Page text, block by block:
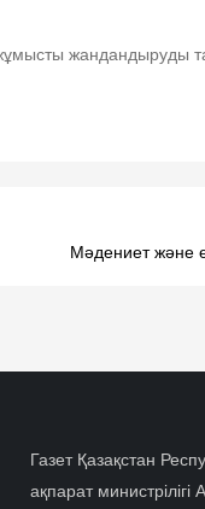
жандандыруды
Мәдениет және
Газет Қазақстан
ақпарат